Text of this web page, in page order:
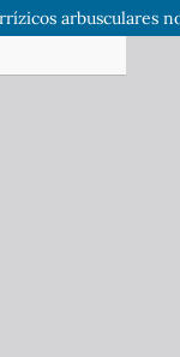
arbusculares